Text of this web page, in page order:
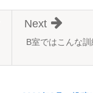
B室ではこんな
Next